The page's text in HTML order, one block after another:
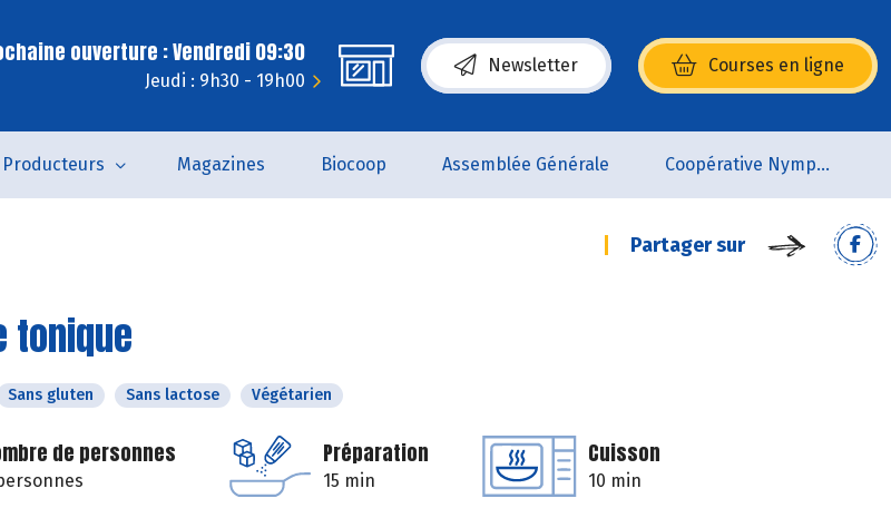
ouverture : Vendredi 09:30
Jeudi : 9h30 - 19h00
Newsletter Courses en ligne
(s’ouvre dans une nouvelle fenêtre)
Producteurs Magazines Biocoop Assemblée Générale Coopérative Nymphéa
Partager sur
tonique
Sans gluten Sans lactose Végétarien
de personnes Préparation
15 min
Cuisson
10 min